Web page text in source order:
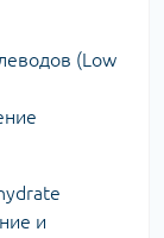
(Low
и